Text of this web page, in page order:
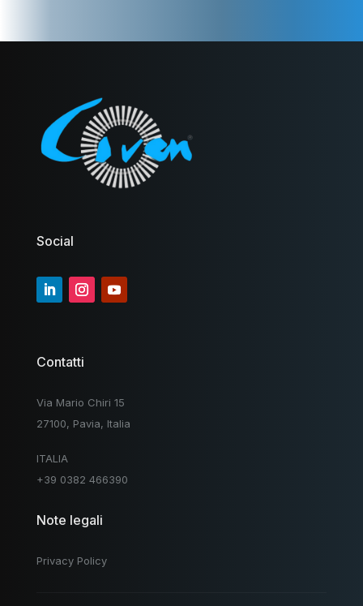
Social
Contatti
Via Mario Chiri 15
27100, Pavia, Italia
ITALIA
+39 0382 466390
Note legali
Privacy Policy